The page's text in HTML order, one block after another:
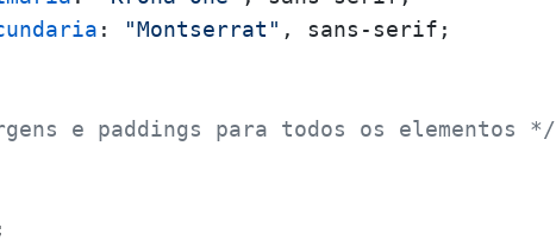
: "Montserrat" , sans-serif;
e paddings para todos os elementos */